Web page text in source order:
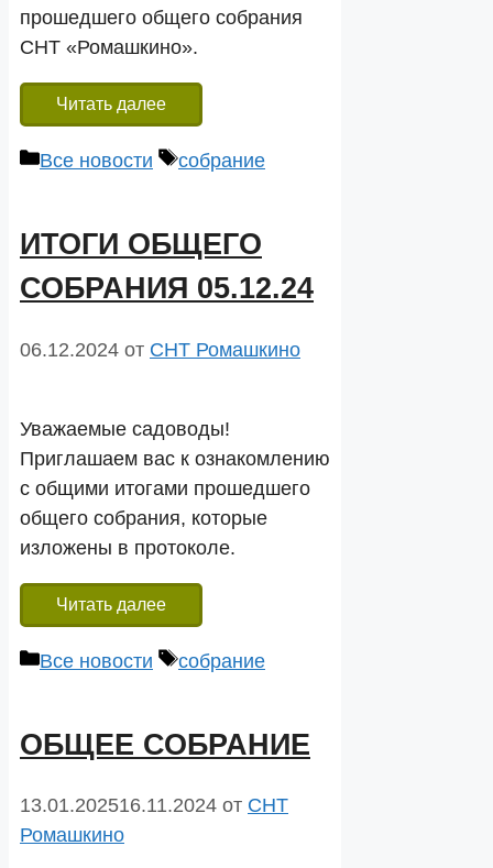
прошедшего общего собрания
СНТ «Ромашкино».
Читать далее
Рубрики
Все новости Метки
собрание
ИТОГИ ОБЩЕГО
СОБРАНИЯ 05.12.24
06.12.2024 от СНТ Ромашкино
Уважаемые садоводы!
Приглашаем вас к ознакомлению
с общими итогами прошедшего
общего собрания, которые
изложены в протоколе.
Читать далее
Рубрики
Все новости Метки
собрание
ОБЩЕЕ СОБРАНИЕ
13.01.202516.11.2024 от СНТ
Ромашкино